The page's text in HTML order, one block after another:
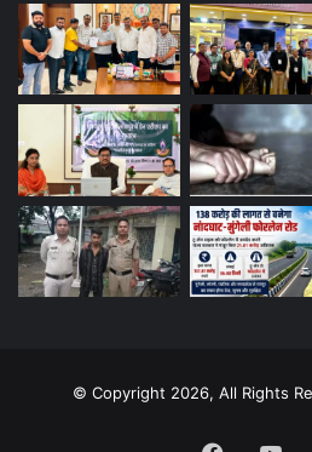
© Copyright 2026, All Rights